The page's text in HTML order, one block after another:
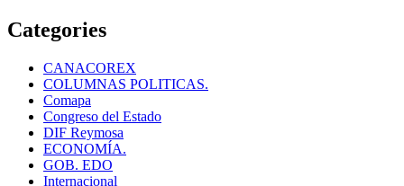
Categories
CANACOREX
COLUMNAS POLITICAS.
Comapa
Congreso del Estado
DIF Reymosa
ECONOMÍA.
GOB. EDO
Internacional